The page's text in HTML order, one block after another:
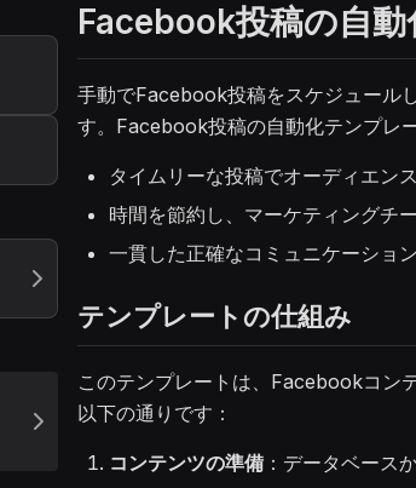
Facebook投稿の自動
手動でFacebook投稿をスケジュール
す。Facebook投稿の自動化テンプレ
タイムリーな投稿でオーディエン
時間を節約し、マーケティングチ
一貫した正確なコミュニケーショ
テンプレートの仕組み
このテンプレートは、Facebookコン
以下の通りです：
コンテンツの準備 ：データベース